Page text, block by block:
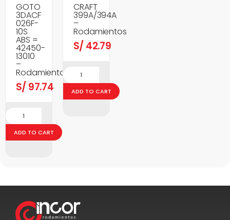
GOTO
3DACF
026F-
10S
ABS =
42450-
13010
–
Rodamientos
S/ 97.74
ADD TO CART
CRAFT
399A/394A
–
Rodamientos
S/ 42.79
ADD TO CART